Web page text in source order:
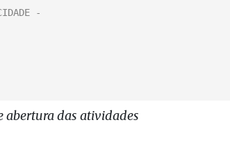
abertura das atividades